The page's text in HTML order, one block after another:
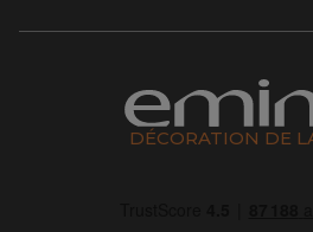
DÉCORATION DE